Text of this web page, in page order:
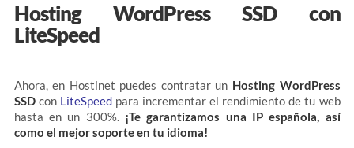
Hosting WordPress SSD con
LiteSpeed
Ahora, en Hostinet puedes contratar un Hosting WordPress
SSDcon LiteSpeedpara incrementar el rendimiento de tu web
hasta en un 300%. ¡Te garantizamos una IP española, así
como el mejor soporte en tu idioma!